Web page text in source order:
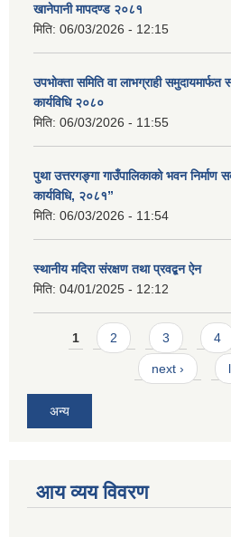
खानेपानी मापदण्ड २०८१
मिति: 06/03/2026 - 12:15
उपभोक्ता समिति वा लाभग्राही समुदायमार्फत
कार्यविधि २०८०
मिति: 06/03/2026 - 11:55
पुथा उत्तरगङ्गा गाउँपालिकाको भवन निर्माण
कार्यविधि, २०८१”
मिति: 06/03/2026 - 11:54
स्थानीय मदिरा संरक्षण तथा प्रवद्बन ऐन
मिति: 04/01/2025 - 12:12
Pages
1 2 3 4
next ›
अन्य
आय व्यय विवरण